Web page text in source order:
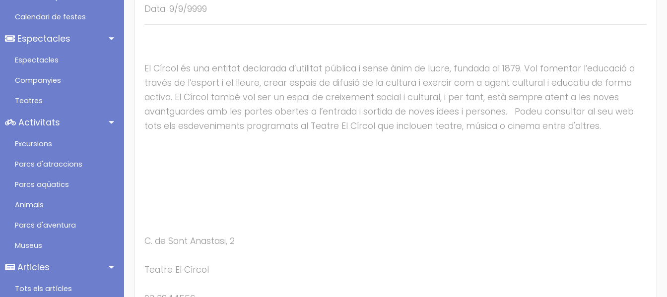
Calendari de festes
Espectacles
Espectacles
Companyies
Teatres
Activitats
Excursions
Parcs d'atraccions
Parcs aqüatics
Animals
Parcs d'aventura
Museus
Articles
Tots els artícles
Data: 9/9/9999
El Círcol és una entitat declarada d’utilitat pública i sense ànim de lucre, fundada al 1879. Vol fomentar l’educació a
través de l’esport i el lleure, crear espais de difusió de la cultura i exercir com a agent cultural i educatiu de forma
activa. El Círcol també vol ser un espai de creixement social i cultural, i per tant, està sempre atent a les noves
avantguardes amb les portes obertes a l’entrada i sortida de noves idees i persones. Podeu consultar al seu web
tots els esdeveniments programats al Teatre El Círcol que inclouen teatre, música o cinema entre d'altres.
C. de Sant Anastasi, 2
Teatre El Círcol